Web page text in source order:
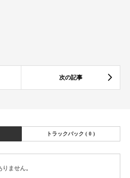
トラックバック ( 0 )
ません。